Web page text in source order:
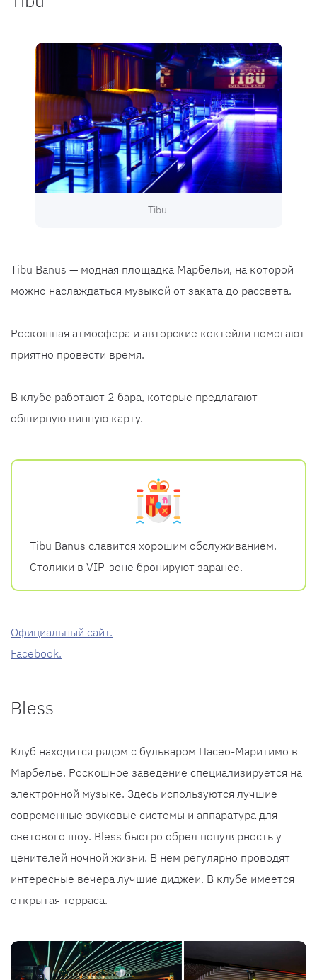
Tibu.
Tibu Banus — модная площадка Марбельи, на которой
можно наслаждаться музыкой от заката до рассвета.
Роскошная атмосфера и авторские коктейли помогают
приятно провести время.
В клубе работают 2 бара, которые предлагают
обширную винную карту.
Tibu Banus славится хорошим обслуживанием.
Столики в VIP-зоне бронируют заранее.
Официальный сайт.
Facebook.
Bless
Клуб находится рядом с бульваром Пасео-Маритимо в
Марбелье. Роскошное заведение специализируется на
электронной музыке. Здесь используются лучшие
современные звуковые системы и аппаратура для
светового шоу. Bless быстро обрел популярность у
ценителей ночной жизни. В нем регулярно проводят
интересные вечера лучшие диджеи. В клубе имеется
открытая терраса.